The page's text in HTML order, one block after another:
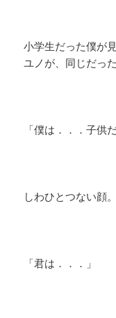
小学生だった僕が
ユノが、同じだった
「僕は．．．子供
しわひとつない顔。
「君は．．．」